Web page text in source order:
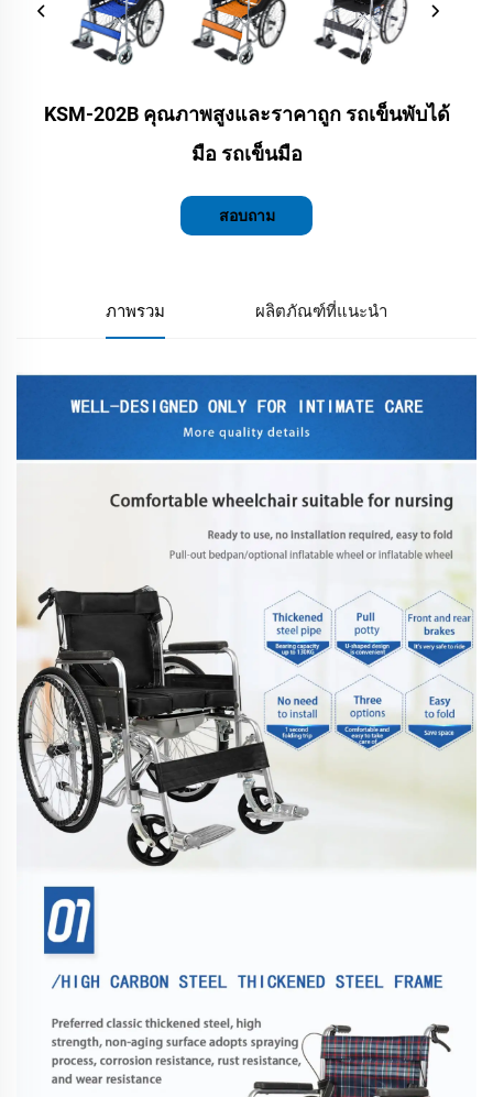
KSM-202B คุณภาพสูงและราคาถูก รถเข็นพับได้
มือ รถเข็นมือ
สอบถาม
ภาพรวม ผลิตภัณฑ์ที่แนะนำ